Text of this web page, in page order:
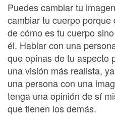
Puedes cambiar tu
cambiar tu cuerpo
de cómo es tu cuerpo
él. Hablar con una
que opinas de tu aspecto
una visión más realista,
una persona con una
tenga una opinión de sí
que tienen los demás.